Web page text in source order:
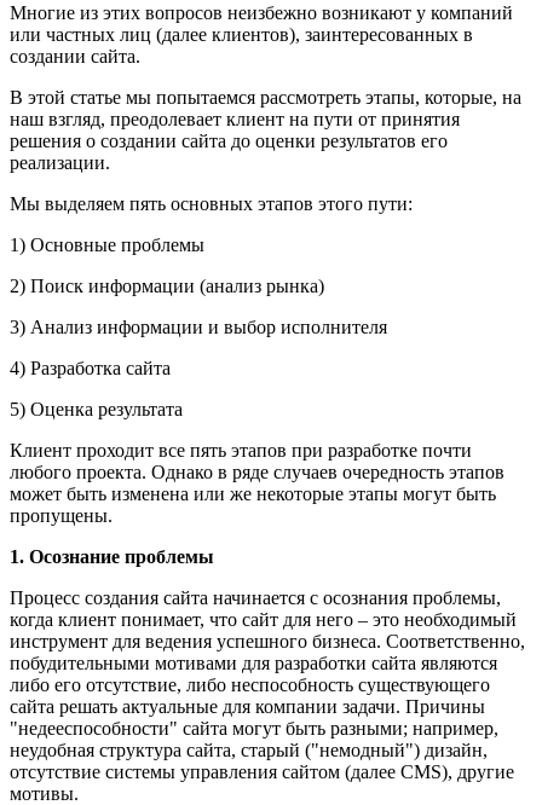
Многие из этих вопросов неизбежно возникают у компаний
или частных лиц (далее клиентов), заинтересованных в
создании сайта.
В этой статье мы попытаемся рассмотреть этапы, которые, на
наш взгляд, преодолевает клиент на пути от принятия
решения о создании сайта до оценки результатов его
реализации.
Мы выделяем пять основных этапов этого пути:
1) Основные проблемы
2) Поиск информации (анализ рынка)
3) Анализ информации и выбор исполнителя
4) Разработка сайта
5) Оценка результата
Клиент проходит все пять этапов при разработке почти
любого проекта. Однако в ряде случаев очередность этапов
может быть изменена или же некоторые этапы могут быть
пропущены.
1. Осознание проблемы
Процесс создания сайта начинается с осознания проблемы,
когда клиент понимает, что сайт для него – это необходимый
инструмент для ведения успешного бизнеса. Соответственно,
побудительными мотивами для разработки сайта являются
либо его отсутствие, либо неспособность существующего
сайта решать актуальные для компании задачи. Причины
"недееспособности" сайта могут быть разными; например,
неудобная структура сайта, старый ("немодный") дизайн,
отсутствие системы управления сайтом (далее CMS), другие
мотивы.